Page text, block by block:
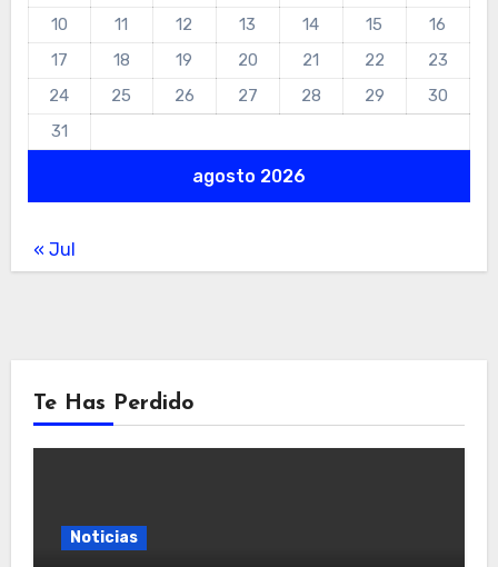
agosto 2026
10
11 12 13 14 15
16
17
18 19 20 21 22
23
24
25 26 27 28 29
30
31
« Jul
Te Has Perdido
Noticias